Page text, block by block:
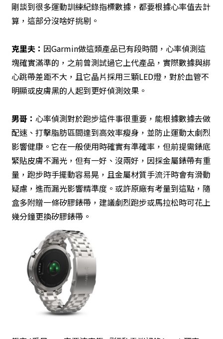
剛談到很多運動訓練紀錄指標數據，都要根據心率值去計
算，這部分沒啥好挑剔。
克里夫： 因Garmin做這類產品已有段時間，心率偵測這
塊確實滿準的，之前曾測試過它上代產品，實際數據與綁
心跳帶差距不大，且它晶片採用三顆LED燈，對於血管不
明顯或皮膚黑的人起到更好偵測效果。
男哥： 心率偵測對於跑步這件事很重要，能根據數據去做
配速、打擊脂肪區間達到高效率瘦身，並防止運動太劇烈
影響健康。它在一般使用時確實有準確率，但前提需錶底
緊貼皮膚不漏光，但有一好、沒兩好，因採金屬錶帶有重
量，跑步時手擺動容易晃，且金屬材質手流汗時會有滑動
疑慮，進而漏光影響精準度。或許原廠有考量到這點，隨
盒多附贈一條矽膠錶帶，建議劇烈跑步或馬拉松時可花上
幾分鐘更換矽膠錶帶。